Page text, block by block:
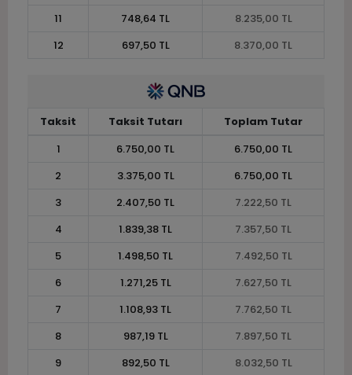
11
748,64 TL
8.235,00 TL
12
697,50 TL 8.370,00 TL
Taksit Taksit Tutarı
Toplam Tutar
1
6.750,00 TL
6.750,00 TL
2
3.375,00 TL
6.750,00 TL
3
2.407,50 TL
7.222,50 TL
4
1.839,38 TL
7.357,50 TL
5
1.498,50 TL
7.492,50 TL
6
1.271,25 TL
7.627,50 TL
7
1.108,93 TL
7.762,50 TL
8
987,19 TL
7.897,50 TL
9
892,50 TL 8.032,50 TL